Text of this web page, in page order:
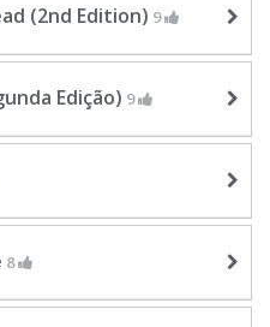
(2nd Edition) 9
Edição) 9
8